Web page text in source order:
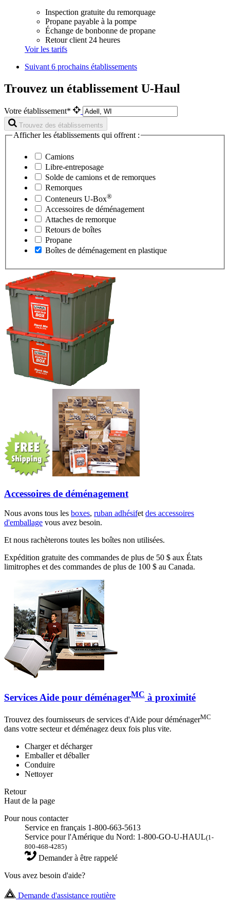
Inspection gratuite du remorquage
Propane payable à la pompe
Échange de bonbonne de propane
Retour client 24 heures
Voir les tarifs
Suivant6 prochains établissements
Trouvez un établissement U-Haul
Votre établissement*
Trouvez des établissements
Afficher les établissements qui offrent :
Camions
Libre-entreposage
Solde de camions et de remorques
Remorques
Conteneurs U-Box®
Accessoires de déménagement
Attaches de remorque
Retours de boîtes
Propane
Boîtes de déménagement en plastique
Accessoires de déménagement
Nous avons tous les boxes, ruban adhésifet des accessoires
d'emballage vous avez besoin.
Et nous rachèterons toutes les boîtes non utilisées.
Expédition gratuite des commandes de plus de 50 $ aux États
limitrophes et des commandes de plus de 100 $ au Canada.
Services Aide pour déménagerMC à proximité
Trouvez des fournisseurs de services d'Aide pour déménagerMC
dans votre secteur et déménagez deux fois plus vite.
Charger et décharger
Emballer et déballer
Conduire
Nettoyer
Retour
Haut de la page
Pour nous contacter
Service en français 1-800-663-5613
Service pour l'Amérique du Nord: 1-800-GO-U-HAUL(1-
800-468-4285)
Demander à être rappelé
Vous avez besoin d'aide?
Demande d'assistance routière